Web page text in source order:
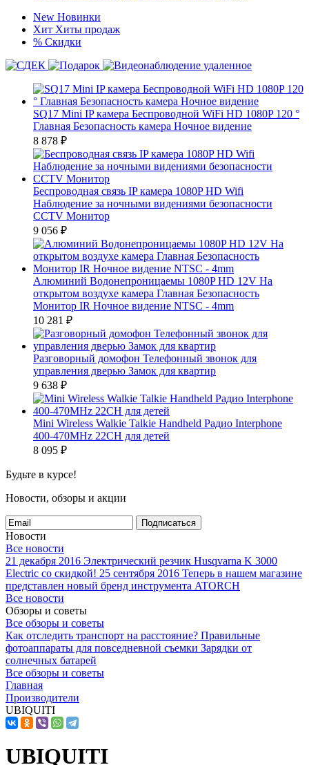
New Новинки
Хит Хиты продаж
% Скидки
SQ17 Mini IP камера Беспроводной WiFi HD 1080P 120 °
Главная Безопасность камера Ночное видение
8 878 ₽
Беспроводная связь IP камера 1080P HD Wifi
Наблюдение за ночными видениями безопасности
CCTV Монитор
9 056 ₽
Алюминий Водонепроницаемы 1080P HD 12V На
открытом воздухе камера Главная Безопасность
Монитор IR Ночное видение NTSC - 4mm
10 281 ₽
Разговорный домофон Телефонный звонок для
управления дверью Замок для квартир
9 638 ₽
Mini Wireless Walkie Talkie Handheld Радио Interphone
400-470MHz 22CH для детей
8 095 ₽
Будьте в курсе!
Новости, обзоры и акции
Подписаться
Новости
Все новости
21 декабря 2016 Электрический резчик Husqvarna K 3000
Electric со скидкой! 25 сентября 2016 Теперь в нашем магазине
представлен новый бренд инструмента ATORCH
Все новости
Обзоры и советы
Все обзоры и советы
Как отследить транспорт на расстояние? Правильные
фотоаппараты для повседневной съемки Зарядки от
солнечных батарей
Все обзоры и советы
Главная
Производители
UBIQUITI
UBIQUITI